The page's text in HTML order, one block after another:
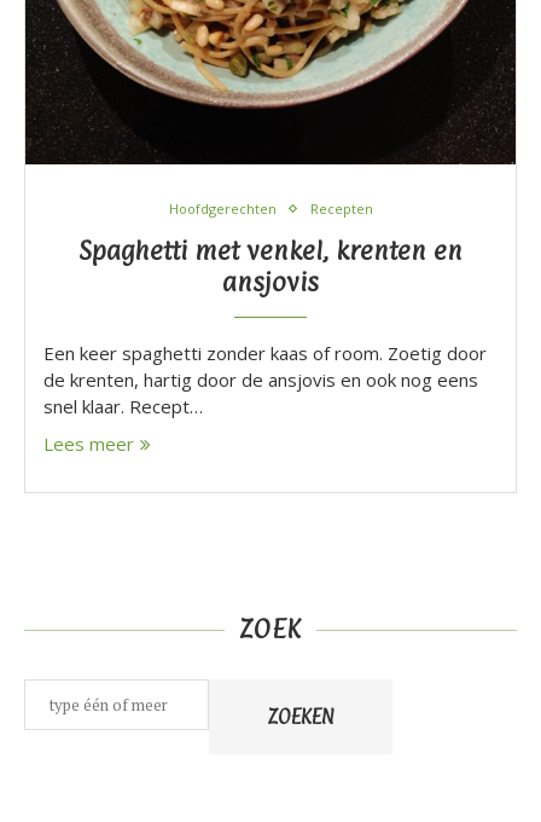
Hoofdgerechten Recepten
Spaghetti met venkel, krenten en
ansjovis
Een keer spaghetti zonder kaas of room. Zoetig door
de krenten, hartig door de ansjovis en ook nog eens
snel klaar. Recept…
Lees meer
ZOEK
ZOEKEN